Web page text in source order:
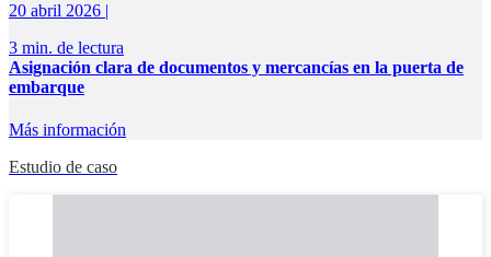
20 abril 2026 |
3 min. de lectura
Asignación clara de documentos y mercancías en la puerta de
embarque
Más información
Estudio de caso